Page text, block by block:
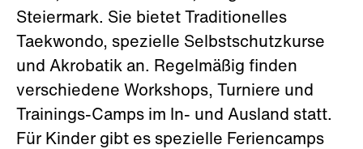
Steiermark. Sie bietet Traditionelles
Taekwondo, spezielle Selbstschutzkurse
und Akrobatik an. Regelmäßig finden
verschiedene Workshops, Turniere und
Trainings-Camps im In- und Ausland statt.
Für Kinder gibt es spezielle Feriencamps